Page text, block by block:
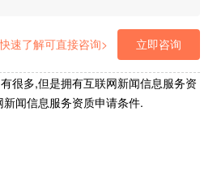
速了解可直接咨询> 立即咨询
很多,但是拥有互联网新闻信息服务资
闻信息服务资质申请条件.